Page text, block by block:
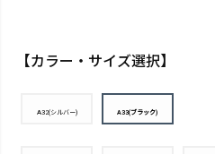
【カラー・サイズ選択】
A32(シルバー) A33(ブラック)